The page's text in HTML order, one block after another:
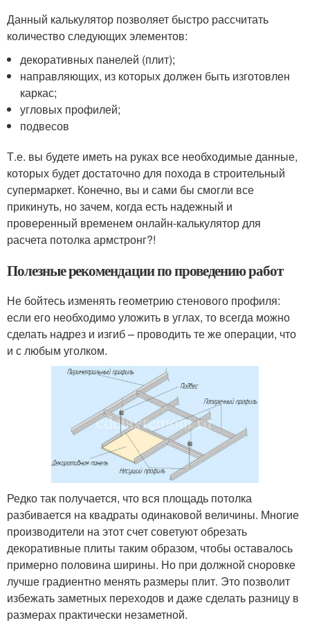
Данный калькулятор позволяет быстро рассчитать
количество следующих элементов:
декоративных панелей (плит);
направляющих, из которых должен быть изготовлен
каркас;
угловых профилей;
подвесов
Т.е. вы будете иметь на руках все необходимые данные,
которых будет достаточно для похода в строительный
супермаркет. Конечно, вы и сами бы смогли все
прикинуть, но зачем, когда есть надежный и
проверенный временем онлайн-калькулятор для
расчета потолка армстронг?!
Полезные рекомендации по проведению работ
Не бойтесь изменять геометрию стенового профиля:
если его необходимо уложить в углах, то всегда можно
сделать надрез и изгиб – проводить те же операции, что
и с любым уголком.
Редко так получается, что вся площадь потолка
разбивается на квадраты одинаковой величины. Многие
производители на этот счет советуют обрезать
декоративные плиты таким образом, чтобы оставалось
примерно половина ширины. Но при должной сноровке
лучше градиентно менять размеры плит. Это позволит
избежать заметных переходов и даже сделать разницу в
размерах практически незаметной.